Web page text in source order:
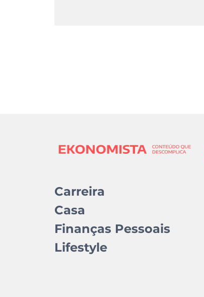
Carreira
Casa
Finanças Pessoais
Lifestyle